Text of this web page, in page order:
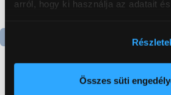
arról, hogy ki használja az adatait
elhelyezkedéséről pár méteres
Az Ön készülékén
Összes süti